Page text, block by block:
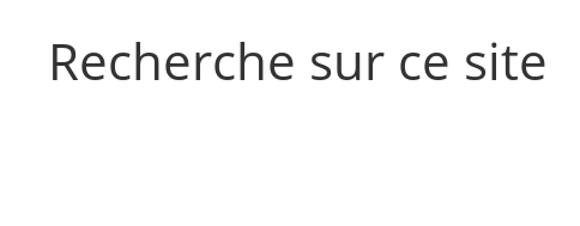
Recherche sur ce site